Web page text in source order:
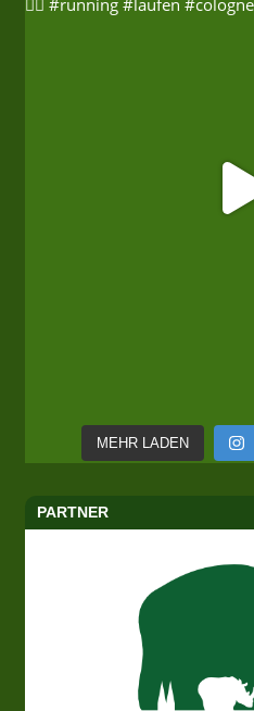
MEHR LADEN
PARTNER